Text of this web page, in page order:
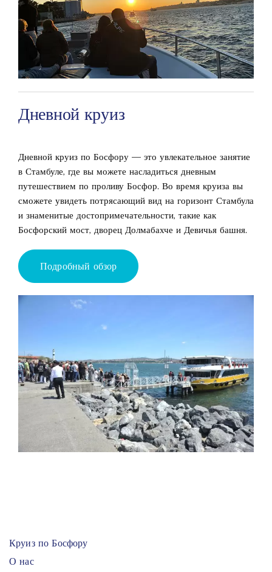
Дневной круиз
Дневной круиз по Босфору — это увлекательное занятие
в Стамбуле, где вы можете насладиться дневным
путешествием по проливу Босфор. Во время круиза вы
сможете увидеть потрясающий вид на горизонт Стамбула
и знаменитые достопримечательности, такие как
Босфорский мост, дворец Долмабахче и Девичья башня.
Подробный обзор
Круиз по Босфору
О нас